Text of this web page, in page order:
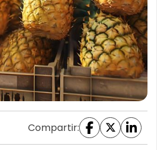
Compartir: